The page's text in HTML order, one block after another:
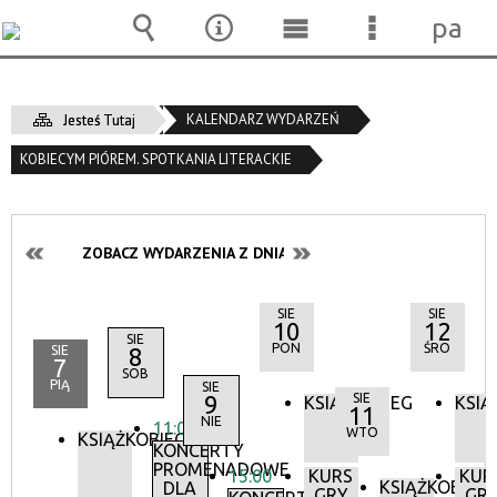
Jesteś Tutaj KALENDARZ WYDARZEŃ
KOBIECYM PIÓREM. SPOTKANIA LITERACKIE
ZOBACZ WYDARZENIA Z DNIA:
SIE
7
PIĄ
KSIĄŻKOBIEG
SIE
8
SOB
11:00
KONCERTY
PROMENADOWE
DLA
SIE
9
NIE
15:00
SIE
10
PON
KSIĄŻKOBIEG
KURS
SIE
11
WTO
KSIĄŻKOBIEG
SIE
12
ŚRO
Wyszukiwarka
Narzędzia
MenuMenu